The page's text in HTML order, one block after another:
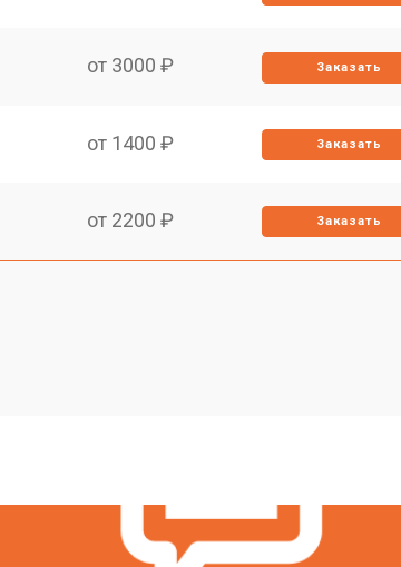
от 3000 ₽ Заказать
от 1400 ₽ Заказать
от 2200 ₽ Заказать
от 2000 ₽